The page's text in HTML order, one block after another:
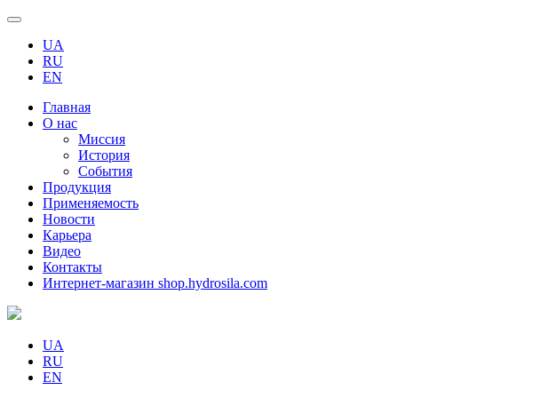
UA
RU
EN
Главная
О нас
Миссия
История
События
Продукция
Применяемость
Новости
Карьера
Видео
Контакты
Интернет-магазин shop.hydrosila.com
UA
RU
EN